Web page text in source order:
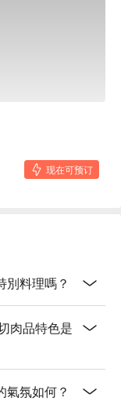
现在可预订
別料理嗎？
肉品特色是
氣氛如何？